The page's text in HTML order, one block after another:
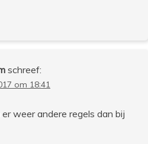
schreef:
om 18:41
weer andere regels dan bij